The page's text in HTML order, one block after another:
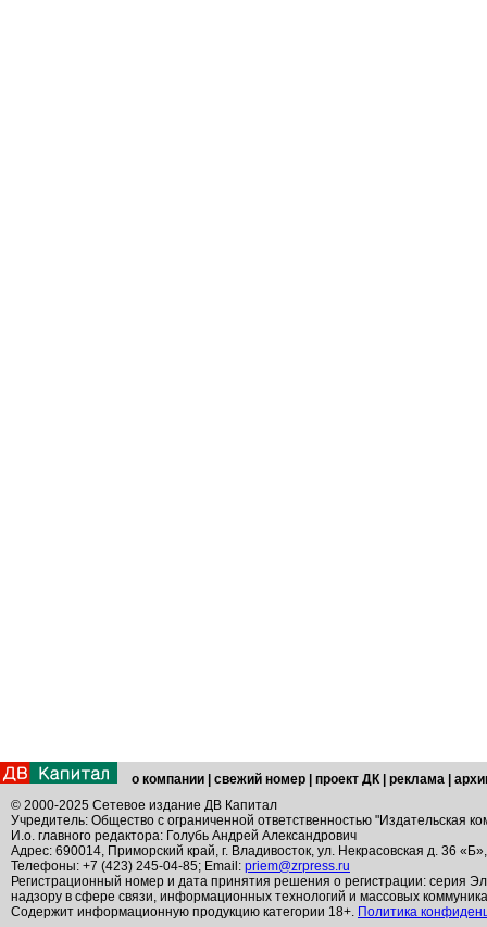
о компании свежий номер проект ДК реклама
© 2000-2025 Сетевое издание ДВ Капитал
Учредитель: Общество с ограниченной ответственностью "Издательская
И.о. главного редактора: Голубь Андрей Александрович
Адрес: 690014, Приморский край, г. Владивосток, ул. Некрасовская д. 36
Телефоны: +7 (423) 245-04-85; Email: priem@zrpress.ru
Регистрационный номер и дата принятия решения о регистрации: серия
надзору в сфере связи, информационных технологий и массовых
Содержит информационную продукцию категории 18+. Политика